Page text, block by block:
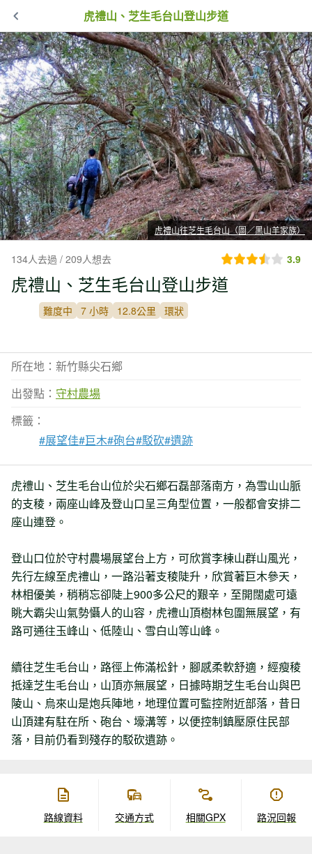
虎禮山、芝生毛台山登山步道
虎禮山往芝生毛台山（圖／黑山羊家族）
134人去過 / 209人想去 3.9
虎禮山、芝生毛台山登山步道
難度中 7 小時 12.8公里 環狀
所在地：新竹縣尖石鄉
出發點： 守村農場
標籤：
#展望佳#巨木#砲台#駁砍#遺跡
虎禮山、芝生毛台山位於尖石鄉石磊部落南方，為雪山山脈
的支稜，兩座山峰及登山口呈三角型位置，一般都會安排二
座山連登。
登山口位於守村農場展望台上方，可欣賞李棟山群山風光，
先行左線至虎禮山，一路沿著支稜陡升，欣賞著巨木參天，
林相優美，稍稍忘卻陡上900多公尺的艱辛，至開闊處可遠
眺大霸尖山氣勢懾人的山容，虎禮山頂樹林包圍無展望，有
路可通往玉峰山、低陸山、雪白山等山峰。
續往芝生毛台山，路徑上佈滿松針，腳感柔軟舒適，經瘦稜
抵達芝生毛台山，山頂亦無展望，日據時期芝生毛台山與巴
陵山、烏來山是炮兵陣地，地理位置可監控附近部落，昔日
山頂建有駐在所、砲台、壕溝等，以便控制鎮壓原住民部
落，目前仍看到殘存的駁砍遺跡。
路線資料 交通方式 相關GPX 路況回報